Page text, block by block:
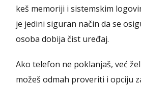
keš memoriji i sistemskim
je jedini siguran način da se
osoba dobija čist uređaj.
Ako telefon ne poklanjaš, već
možeš odmah proveriti i opciju